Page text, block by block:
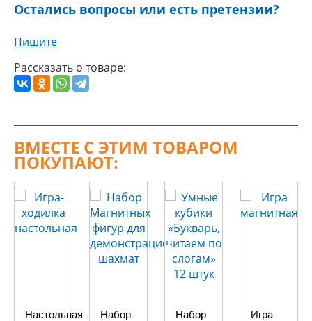
Остались вопросы или есть претензии?
Пишите
Рассказать о товаре:
ВМЕСТЕ С ЭТИМ ТОВАРОМ
ПОКУПАЮТ:
Настольная
Набор
Набор
Игра